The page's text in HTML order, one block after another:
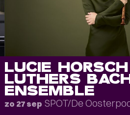
LUCIE
LUTHERS
ENSEMBLE
zo 27 sep SPOT/De